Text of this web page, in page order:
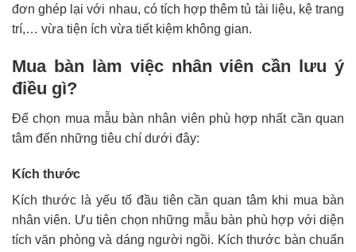
đơn ghép lại với nhau, có tích hợp thêm tủ tài liệu, kệ trang
trí,… vừa tiện ích vừa tiết kiệm không gian.
Mua bàn làm việc nhân viên cần lưu ý
điều gì?
Để chọn mua mẫu bàn nhân viên phù hợp nhất cần quan
tâm đến những tiêu chí dưới đây:
Kích thước
Kích thước là yếu tố đầu tiên cần quan tâm khi mua bàn
nhân viên. Ưu tiên chọn những mẫu bàn phù hợp với diện
tích văn phòng và dáng người ngồi. Kích thước bàn chuẩn